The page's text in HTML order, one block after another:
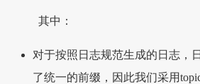
其中：
对于按照日志规范生成的日志，
了统一的前缀，因此我们采用